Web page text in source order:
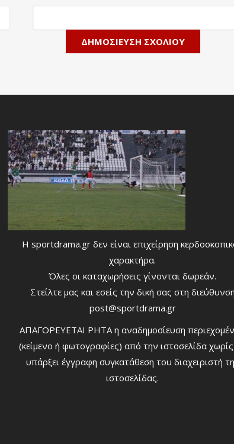
Η sportdrama.gr δεν είναι επιχείρηση
χαρακτήρα.
Όλες οι καταχωρήσεις γίνονται δωρεάν.
Στείλτε μας και εσείς την δική σας στη διεύθυνση
post@sportdrama.gr
ΑΠΑΓΟΡΕΥΕΤΑΙ ΡΗΤΑ η αναδημοσίευση
(κείμενο ή φωτογραφίες) από την ιστοσελίδα
υπάρξει έγγραφη συγκατάθεση του διαχειριστή
ιστοσελίδας.